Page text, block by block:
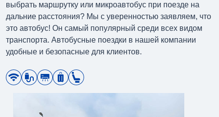
выбрать маршрутку или микроавтобус при поезде на
дальние расстояния? Мы с уверенностью заявляем, что
это автобус! Он самый популярный среди всех видом
транспорта. Автобусные поездки в нашей компании
удобные и безопасные для клиентов.